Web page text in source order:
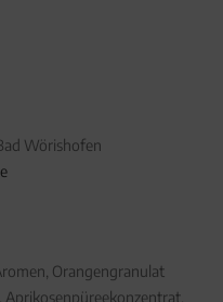
Wörishofen
Orangengranulat